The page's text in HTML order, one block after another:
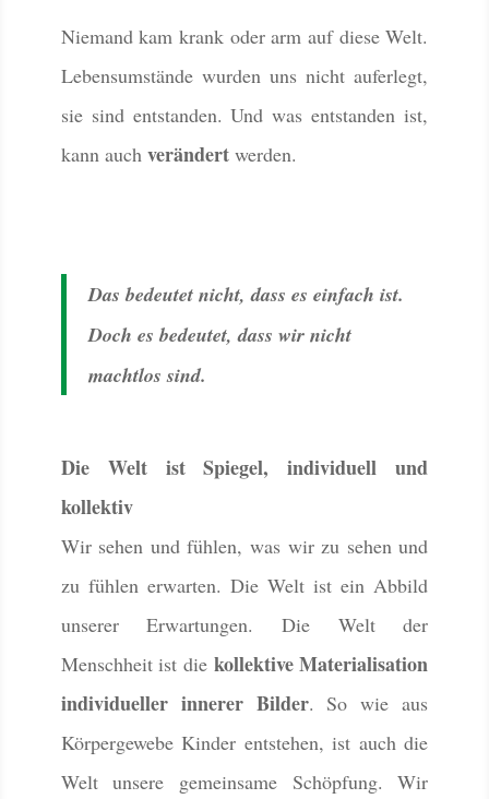
Niemand kam krank oder arm auf diese Welt.
Lebensumstände wurden uns nicht auferlegt,
sie sind entstanden. Und was entstanden ist,
kann auch verändertwerden.
Das bedeutet nicht, dass es einfach ist.
Doch es bedeutet, dass wir nicht
machtlos sind.
Die Welt ist Spiegel, individuell und
kollektiv
Wir sehen und fühlen, was wir zu sehen und
zu fühlen erwarten. Die Welt ist ein Abbild
unserer Erwartungen. Die Welt der
Menschheit ist die kollektive Materialisation
individueller innerer Bilder. So wie aus
Körpergewebe Kinder entstehen, ist auch die
Welt unsere gemeinsame Schöpfung. Wir